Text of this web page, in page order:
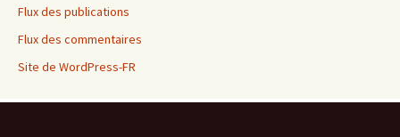
Flux des publications
Flux des commentaires
Site de WordPress-FR